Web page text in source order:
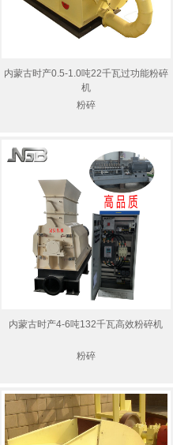
内蒙古时产0.5-1.0吨22千瓦过功能粉碎
机
粉碎
内蒙古时产4-6吨132千瓦高效粉碎机
粉碎